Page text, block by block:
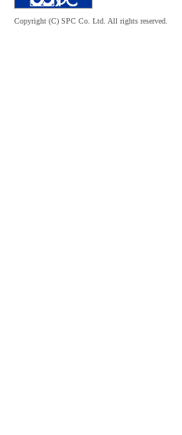
Copyright (C) SPC Co. Ltd. All rights reserved.